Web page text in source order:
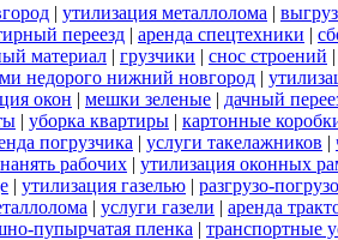
| утилизация металлолома |
переезд | аренда спецтехники |
материал | грузчики | снос строений |
недорого нижний новгород |
окон | мешки зеленые | дачный
| уборка квартиры | картонные
погрузчика | услуги такелажников |
нанять рабочих | утилизация оконных
| утилизация газелью | разгрузо-
| услуги газели | аренда
пупырчатая пленка | транспортные